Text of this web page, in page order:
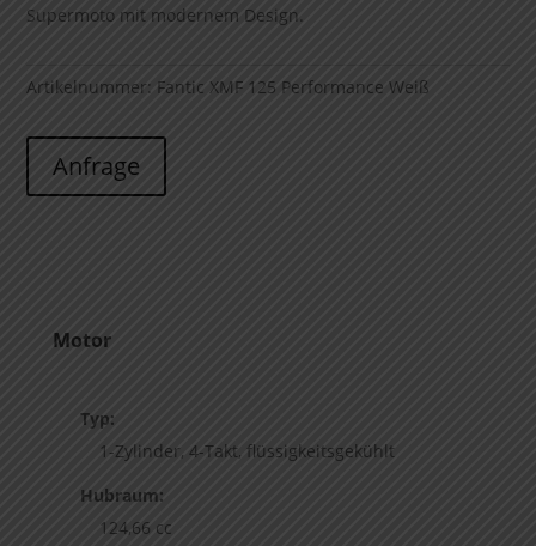
Supermoto mit modernem Design.
Artikelnummer: Fantic XMF 125 Performance Weiß
Anfrage
Motor
Typ:
1-Zylinder, 4-Takt, flüssigkeitsgekühlt
Hubraum:
124,66 cc